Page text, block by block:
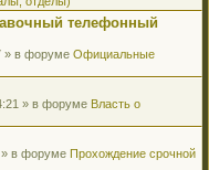
телефонный
» в форуме Официальные
» в форуме Власть о
» в форуме Прохождение срочной